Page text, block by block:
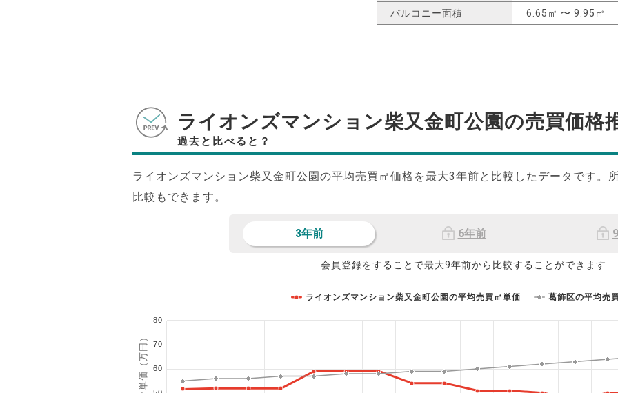
バルコニー面積 6.65㎡ 〜 9.95㎡
ライオンズマンション柴又金町公園の売買価格
過去と比べると？
ライオンズマンション柴又金町公園の平均売買㎡価格を最大3年前と比較したデータです。
比較もできます。
3年前 6年前
会員登録をすることで最大9年前から比較することができます
1㎡単価（万円）
ライオンズマンション柴又金町公園の平均売買㎡単価 葛飾区の平均売
60
70
80